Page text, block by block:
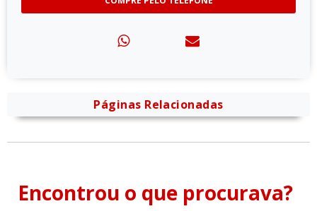
Páginas Relacionadas
Encontrou o que procurava?